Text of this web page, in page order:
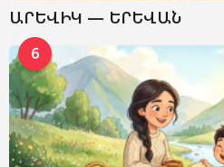
ԱՐԵՎԻԿ — ԵՐԵՎԱՆ
6